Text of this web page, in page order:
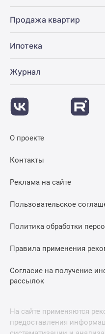
Продажа квартир
Ипотека
Журнал
О проекте
Контакты
Реклама на сайте
Пользовательское
Политика обработки
Правила применения
Согласие на получение
рассылок
На сайте применяются
предоставления